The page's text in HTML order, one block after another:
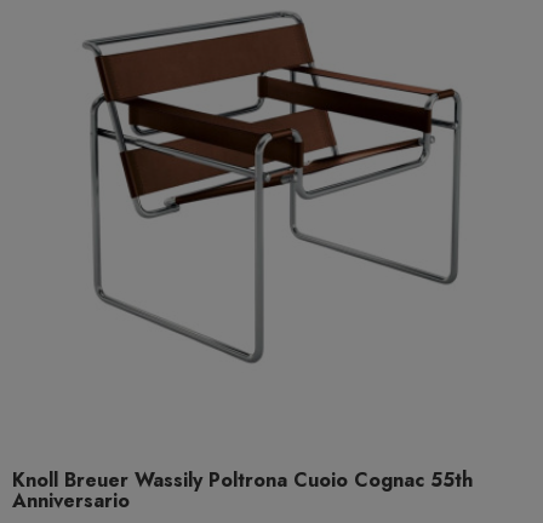
Knoll Breuer Wassily Poltrona Cuoio Cognac 55th
Anniversario